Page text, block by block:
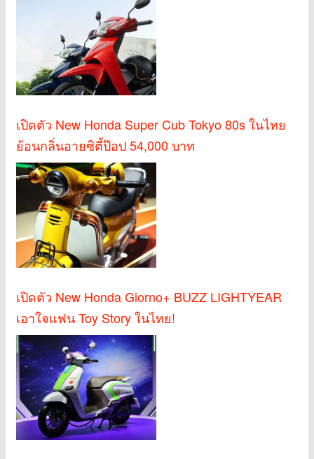
เปิดตัว New Honda Super Cub Tokyo 80s ในไทย
ย้อนกลิ่นอายซิตี้ป๊อป 54,000 บาท
เปิดตัว New Honda Giorno+ BUZZ LIGHTYEAR
เอาใจแฟน Toy Story ในไทย!